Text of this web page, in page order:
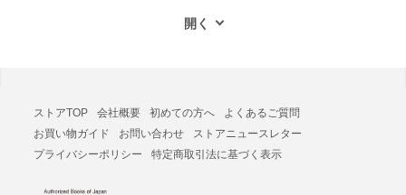
ストアTOP 会社概要 初めての方へ
よくあるご質問
お買い物ガイド
お問い合わせ
ストアニュースレター
プライバシーポリシー
特定商取引法に基づく表示